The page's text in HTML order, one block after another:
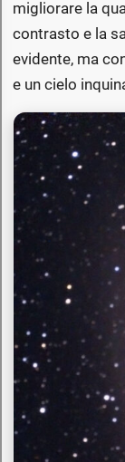
migliorare la
contrasto e la
evidente, ma
e un cielo